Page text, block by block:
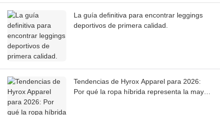
La guía definitiva para encontrar leggings
deportivos de primera calidad.
Tendencias de Hyrox Apparel para 2026:
Por qué la ropa híbrida representa la mayor